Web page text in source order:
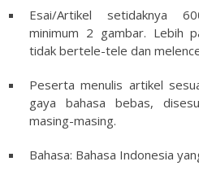
Esai/Artikel setidaknya
minimum 2 gambar. Lebih
tidak bertele-tele dan
Peserta menulis artikel
gaya bahasa bebas,
masing-masing.
Bahasa: Bahasa Indonesia